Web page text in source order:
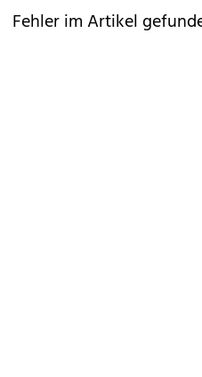
Fehler im Artikel